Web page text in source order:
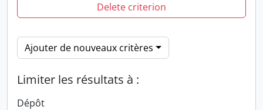
Delete criterion
Ajouter de nouveaux critères
Limiter les résultats à :
Dépôt